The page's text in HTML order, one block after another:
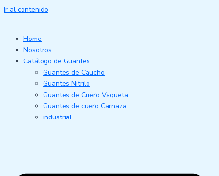
Ir al contenido
Home
Nosotros
Catálogo de Guantes
Guantes de Caucho
Guantes Nitrilo
Guantes de Cuero Vaqueta
Guantes de cuero Carnaza
industrial